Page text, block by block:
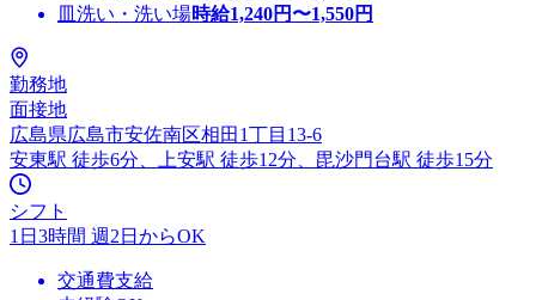
皿洗い・洗い場時給1,240円〜1,550円
勤務地
面接地
広島県広島市安佐南区相田1丁目13-6
安東駅 徒歩6分、上安駅 徒歩12分、毘沙門台駅 徒歩15分
シフト
1日3時間 週2日からOK
交通費支給